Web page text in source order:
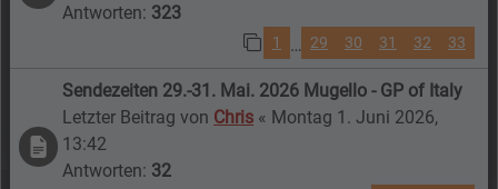
Antworten: 323
1 … 29 30 31 32 33
Sendezeiten 29.-31. Mai. 2026 Mugello - GP of Italy
Letzter Beitrag von Chris « Montag 1. Juni 2026,
13:42
Antworten: 32